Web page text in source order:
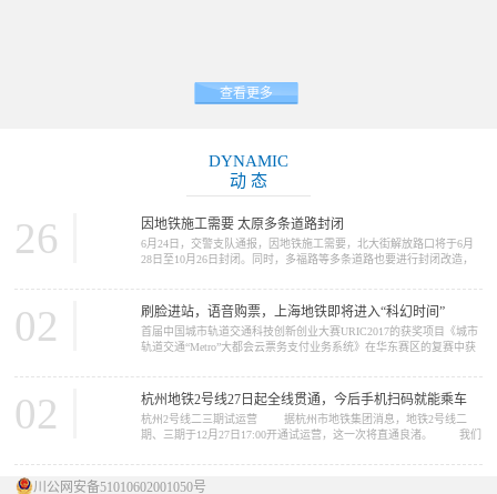
查看更多
DYNAMIC
动 态
因地铁施工需要 太原多条道路封闭
26
6月24日，交警支队通报，因地铁施工需要，北大街解放路口将于6月
28日至10月26日封闭。同时，多福路等多条道路也要进行封闭改造，
口将于6月28日至10月26日封闭施工。施工期间，路口禁止一切车辆通
行，车辆可绕行胜利街、五一路、北肖墙。 多福路（规划摄乐街
—柴化路）将于6月26日至11月30日进行改造施工，施工期间，施工路
段禁止一切车...
刷脸进站，语音购票，上海地铁即将进入“科幻时间”
02
首届中国城市轨道交通科技创新创业大赛URIC2017的获奖项目《城市
轨道交通“Metro”大都会云票务支付业务系统》在华东赛区的复赛中获
的好成绩。这个项目的完成单位是上海申通地铁集团。 我们今天
要报道的新闻，正与这个项目中的“Metro大都会...
杭州地铁2号线27日起全线贯通，今后手机扫码就能乘车
02
杭州2号线二三期试运营 据杭州市地铁集团消息，地铁2号线二
期、三期于12月27日17:00开通试运营，这一次将直通良渚。 我们
川公网安备51010602001050号